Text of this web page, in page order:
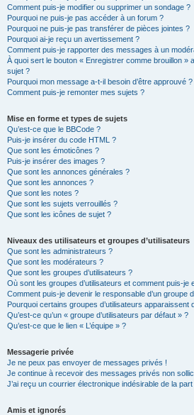
Comment puis-je modifier ou supprimer un sondage ?
Pourquoi ne puis-je pas accéder à un forum ?
Pourquoi ne puis-je pas transférer de pièces jointes ?
Pourquoi ai-je reçu un avertissement ?
Comment puis-je rapporter des messages à un
À quoi sert le bouton « Enregistrer comme brouillon »
sujet ?
Pourquoi mon message a-t-il besoin d’être approuvé ?
Comment puis-je remonter mes sujets ?
Mise en forme et types de sujets
Qu’est-ce que le BBCode ?
Puis-je insérer du code HTML ?
Que sont les émoticônes ?
Puis-je insérer des images ?
Que sont les annonces générales ?
Que sont les annonces ?
Que sont les notes ?
Que sont les sujets verrouillés ?
Que sont les icônes de sujet ?
Niveaux des utilisateurs et groupes d’utilisateurs
Que sont les administrateurs ?
Que sont les modérateurs ?
Que sont les groupes d’utilisateurs ?
Où sont les groupes d’utilisateurs et comment puis-je
Comment puis-je devenir le responsable d’un groupe
Pourquoi certains groupes d’utilisateurs apparaissent
Qu’est-ce qu’un « groupe d’utilisateurs par défaut » ?
Qu’est-ce que le lien « L’équipe » ?
Messagerie privée
Je ne peux pas envoyer de messages privés !
Je continue à recevoir des messages privés non
J’ai reçu un courrier électronique indésirable de la
Amis et ignorés